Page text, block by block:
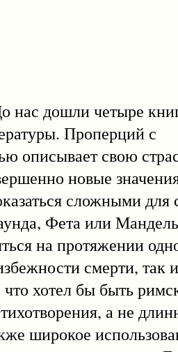
дошли четыре
Проперций с
описывает свою
новые
сложными для
Фета или
на протяжении
смерти, так
хотел бы быть
а не
широкое